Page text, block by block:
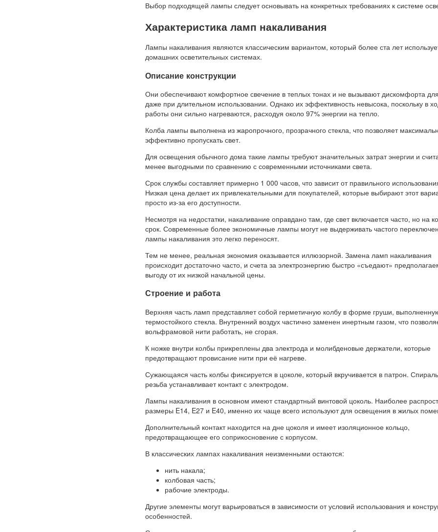
Выбор подходящей лампы следует основывать на конкретных требованиях к системе
Характеристика ламп накаливания
Лампы накаливания являются классическим вариантом, который более ста лет
домашних осветительных системах.
Описание конструкции
Они обеспечивают комфортное свечение в теплых тонах и не вызывают дискомфорта
даже при длительном использовании. Однако их эффективность невысока, поскольку в
работы они сильно нагреваются, расходуя около 97% энергии на тепло.
Колба лампы выполнена из жаропрочного, прозрачного стекла, что позволяет
эффективно пропускать свет.
Для освещения обычного дома такие лампы требуют значительных затрат энергии и
менее выгодными по сравнению с современными источниками света.
Срок службы составляет примерно 1 000 часов, что зависит от правильного
Низкая цена делает их привлекательными для покупателей, которые выбирают этот
просто из-за его доступности.
Несмотря на недостатки, накаливание оправдано там, где свет включается часто, но на
срок. Современные более экономичные лампы могут не выдерживать частого
лампы накаливания это легко переносят.
Тем не менее, реальная экономия оказывается иллюзорной. Замена ламп накаливания
происходит достаточно часто, и счета за электроэнергию быстро «съедают»
выгоду от их низкой начальной цены.
Строение и работа
Верхняя часть ламп представляет собой герметичную колбу в форме груши,
термостойкого стекла. Внутренний воздух частично заменен инертным газом, что
вольфрамовой нити работать, не сгорая.
К ножке внутри колбы прикреплены два электрода и молибденовые держатели, которые
предотвращают провисание нити при её нагреве.
Сужающаяся часть колбы фиксируется в цоколе, который вкручивается в патрон.
резьба устанавливает контакт с электродом.
Лампы накаливания в основном имеют стандартный винтовой цоколь. Наиболее
размеры E14, E27 и E40, именно их чаще всего используют для освещения в жилых
Дополнительный контакт находится на дне цоколя и имеет изоляционное кольцо,
предотвращающее его соприкосновение с корпусом.
В классических лампах накаливания неизменными остаются:
нить накала;
колбовая часть;
рабочие электроды.
Другие элементы могут варьироваться в зависимости от условий использования и
особенностей.